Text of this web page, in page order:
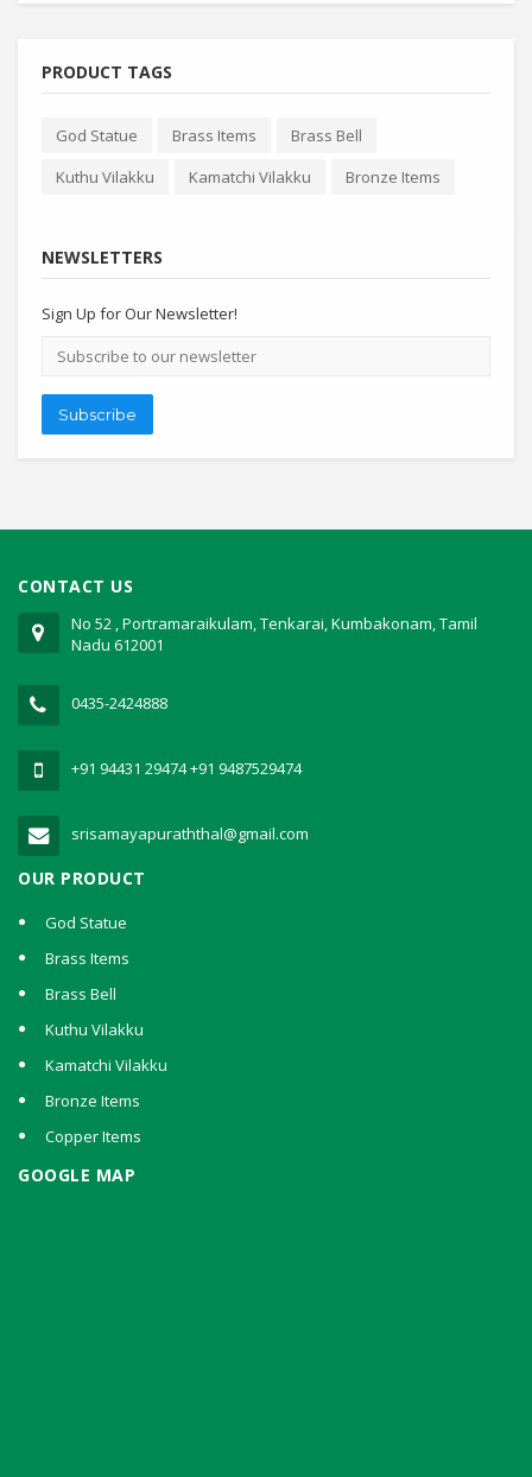
PRODUCT TAGS
God Statue Brass Items
Brass Bell
Kuthu Vilakku
Kamatchi Vilakku Bronze Items
NEWSLETTERS
Sign Up for Our Newsletter!
Email
address
Subscribe
CONTACT US
No 52 , Portramaraikulam, Tenkarai, Kumbakonam, Tamil
Nadu 612001
0435-2424888
+91 94431 29474+91 9487529474
srisamayapuraththal@gmail.com
OUR PRODUCT
God Statue
Brass Items
Brass Bell
Kuthu Vilakku
Kamatchi Vilakku
Bronze Items
Copper Items
GOOGLE MAP